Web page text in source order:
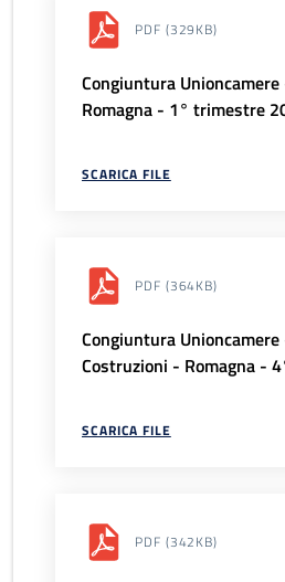
PDF (329KB)
Congiuntura
Romagna - 1° trimestre
SCARICA FILE
PDF (364KB)
Congiuntura
Costruzioni - Romagna -
SCARICA FILE
PDF (342KB)